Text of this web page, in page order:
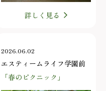
詳しく見る
2026.06.02
エスティームライフ学園前
「春のピクニック」